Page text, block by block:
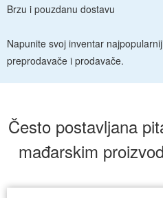
Brzu i pouzdanu dostavu
Napunite svoj inventar
preprodavače i prodavače.
Često postavljana
mađarskim